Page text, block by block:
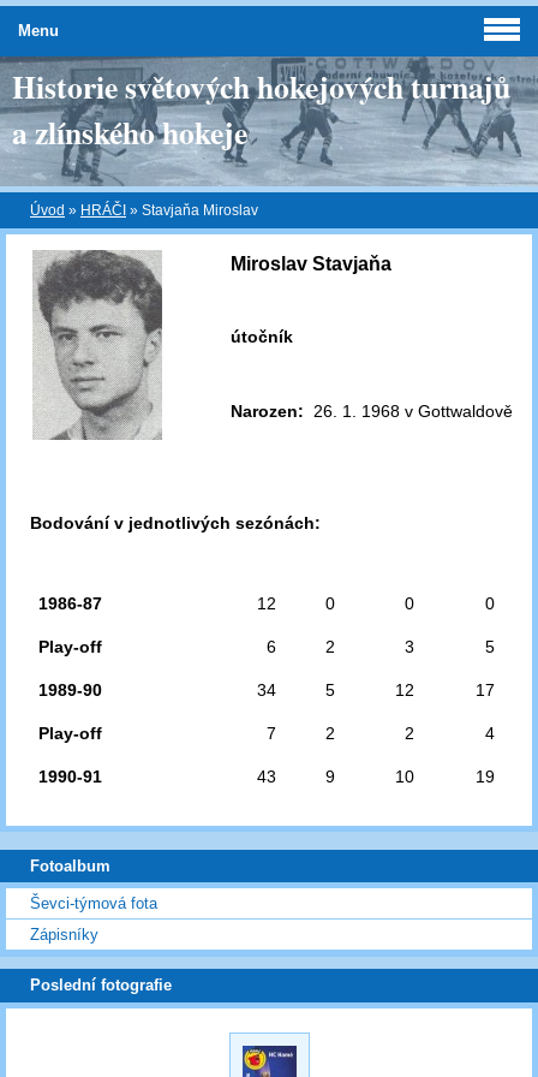
Historie světových hokejových turnajů
a zlínského hokeje
Úvod » HRÁČI » Stavjaňa Miroslav
Miroslav Stavjaňa
útočník
Narozen: 26. 1. 1968 v Gottwaldově
Bodování v jednotlivých sezónách:
1986-87 12 0 0 0
Play-off 6 2 3 5
1989-90 34 5 12 17
Play-off 7 2 2 4
1990-91 43 9 10 19
Menu
Fotoalbum
Ševci-týmová fota
Zápisníky
Poslední fotografie